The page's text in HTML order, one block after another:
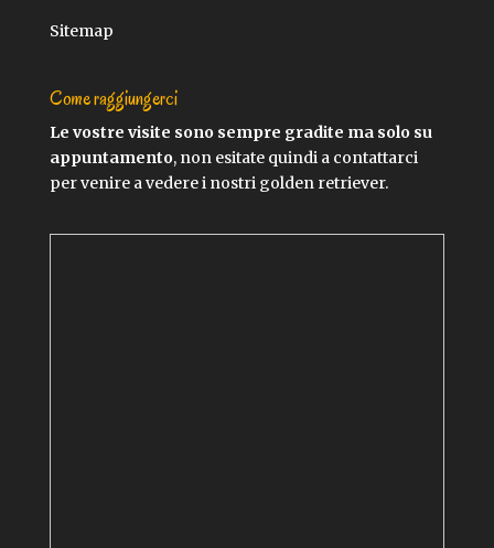
Sitemap
Come raggiungerci
Le vostre visite sono sempre gradite ma solo su
appuntamento, non esitate quindi a contattarci
per venire a vedere i nostri golden retriever.